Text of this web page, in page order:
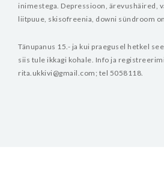
inimestega. Depressioon, ärevushäired,
liitpuue, skisofreenia, downi sündroom
Tänupanus 15.- ja kui praegusel hetkel
siis tule ikkagi kohale. Info ja
rita.ukkivi@gmail.com; tel 5058118.